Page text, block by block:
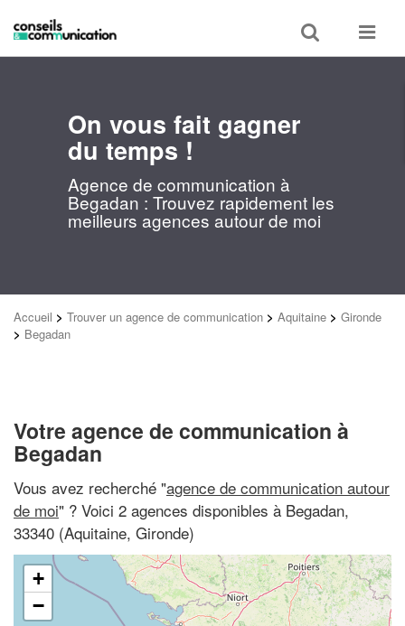
Toggle
search
Toggle
On vous fait gagner
du temps !
Agence de communication à
Begadan : Trouvez rapidement les
meilleurs agences autour de moi
Accueil > Trouver un agence de communication > Aquitaine > Gironde
> Begadan
Votre agence de communication à
Begadan
Vous avez recherché "agence de communication autour
de moi" ? Voici 2 agences disponibles à Begadan,
33340 (Aquitaine, Gironde)
+
−